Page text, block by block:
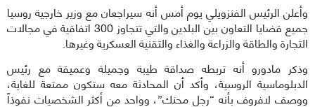
وأعلن الرئيس الفنزويلي يوم أمس أنه سيراجعان مع وزير خارجية روسيا
جميع قضايا التعاون بين البلدين والتي تتجاوز 300 اتفاقية في مجالات
التجارة والطاقة والزراعة والغذاء والتقنية العسكرية وغيرها.
وذكر مادورو أنه تربطه صداقة طيبة وجميلة وعميقة مع رئيس
الدبلوماسية الروسية، وأكد أن المحادثة معه ستكون ممتعة للغاية،
ووصف لافروف بأنه “رجل محنك”، وواحد من أكثر الشخصيات نفوذاً